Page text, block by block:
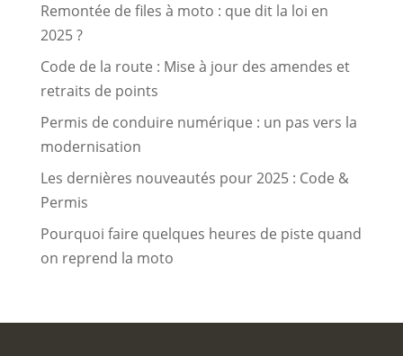
Remontée de files à moto : que dit la loi en
2025 ?
Code de la route : Mise à jour des amendes et
retraits de points
Permis de conduire numérique : un pas vers la
modernisation
Les dernières nouveautés pour 2025 : Code &
Permis
Pourquoi faire quelques heures de piste quand
on reprend la moto